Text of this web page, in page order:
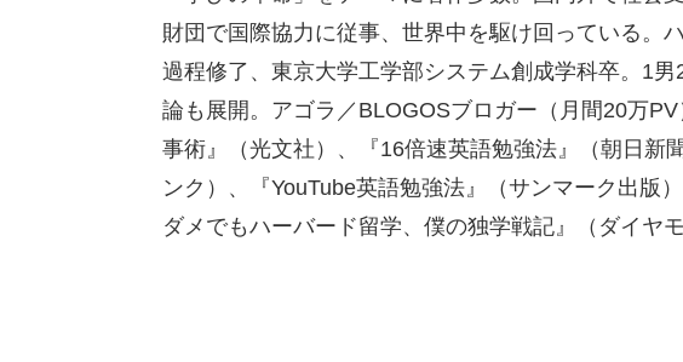
財団で国際協力に従事、世界中を駆け回っている。
過程修了、東京大学工学部システム創成学科卒。1
論も展開。アゴラ／BLOGOSブロガー（月間20万
事術』（光文社）、『16倍速英語勉強法』（朝日新
ンク）、『YouTube英語勉強法』（サンマーク出版
ダメでもハーバード留学、僕の独学戦記』（ダイヤ